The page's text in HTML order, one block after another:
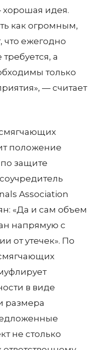
хорошая идея.
как огромным,
что ежегодно
а
только
— считает
положение
защите
Association
«Да и сам объем
напрямую с
от утечек». По
в виде
размера
не столько